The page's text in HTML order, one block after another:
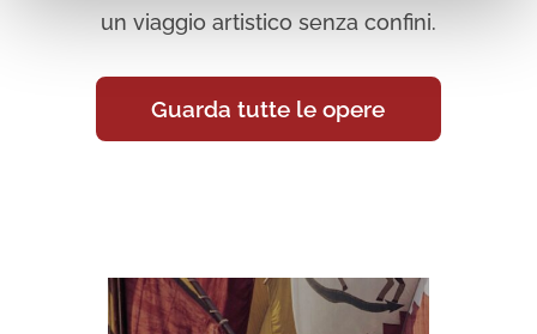
un viaggio artistico senza confini.
Guarda tutte le opere